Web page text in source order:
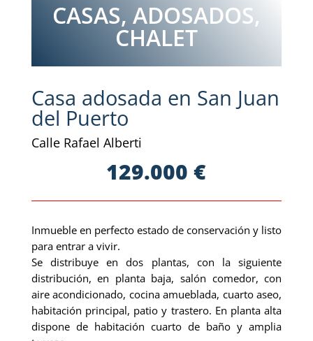
CASAS, ADOSADOS,
CHALET
Casa adosada en San Juan
del Puerto
Calle Rafael Alberti
129.000 €
Inmueble en perfecto estado de conservación y listo
para entrar a vivir.
Se distribuye en dos plantas, con la siguiente
distribución, en planta baja, salón comedor, con
aire acondicionado, cocina amueblada, cuarto aseo,
habitación principal, patio y trastero. En planta alta
dispone de habitación cuarto de baño y amplia